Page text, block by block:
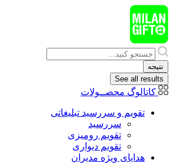
پرش
به
محتوا
Search
...
نتیجه
See all results
کاتالوگ محصــولات
تقویم و سررسید تبلیغاتی
سررسید
تقویم رومیزی
تقویم دیواری
هدایای ويژه مدیران